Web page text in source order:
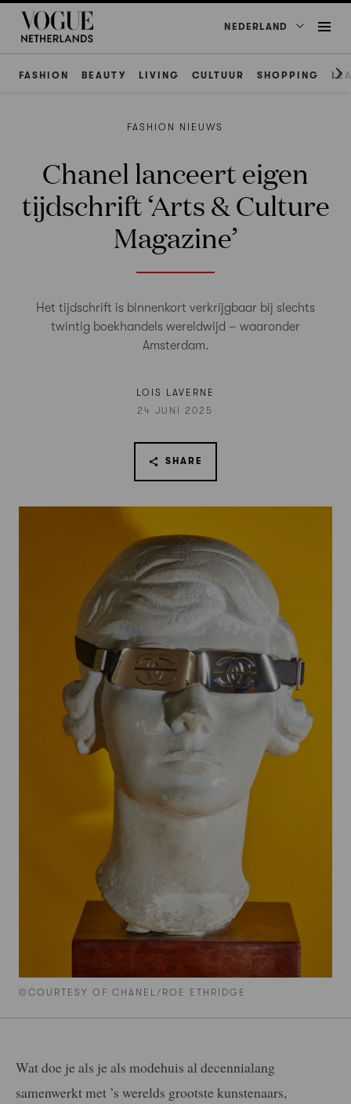
NEDERLAND
FASHION BEAUTY LIVING CULTUUR SHOPPING
©COURTESY OF CHANEL/ROE ETHRIDGE
FASHION NIEUWS
Chanel lanceert eigen
tijdschrift ‘Arts & Culture
Magazine’
Het tijdschrift is binnenkort verkrijgbaar bij slechts
twintig boekhandels wereldwijd – waaronder
Amsterdam.
LOIS LAVERNE
24 JUNI 2025
SHARE
Wat doe je als je als modehuis al decennialang
samenwerkt met ’s werelds grootste kunstenaars,